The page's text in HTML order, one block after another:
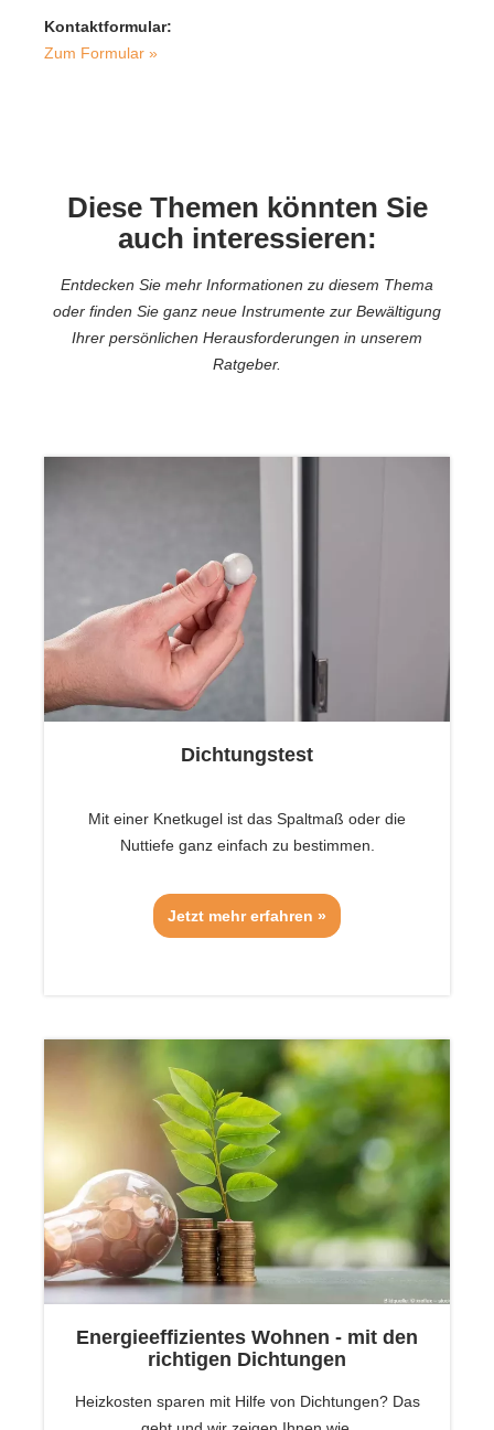
Kontaktformular:
Zum Formular »
Diese Themen könnten Sie
auch interessieren:
Entdecken Sie mehr Informationen zu diesem Thema
oder finden Sie ganz neue Instrumente zur Bewältigung
Ihrer persönlichen Herausforderungen in unserem
Ratgeber.
Dichtungstest
Mit einer Knetkugel ist das Spaltmaß oder die
Nuttiefe ganz einfach zu bestimmen.
Jetzt mehr erfahren »
Energieeffizientes Wohnen - mit den
richtigen Dichtungen
Heizkosten sparen mit Hilfe von Dichtungen? Das